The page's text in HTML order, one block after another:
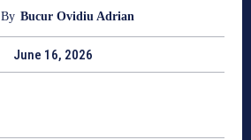
By Bucur Ovidiu Adrian
June 16, 2026